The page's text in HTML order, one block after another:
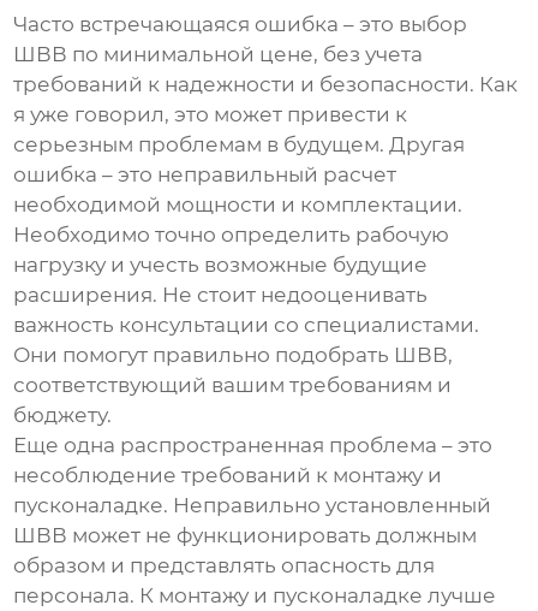
Часто встречающаяся ошибка – это выбор
ШВВ по минимальной цене, без учета
требований к надежности и безопасности. Как
я уже говорил, это может привести к
серьезным проблемам в будущем. Другая
ошибка – это неправильный расчет
необходимой мощности и комплектации.
Необходимо точно определить рабочую
нагрузку и учесть возможные будущие
расширения. Не стоит недооценивать
важность консультации со специалистами.
Они помогут правильно подобрать ШВВ,
соответствующий вашим требованиям и
бюджету.
Еще одна распространенная проблема – это
несоблюдение требований к монтажу и
пусконаладке. Неправильно установленный
ШВВ может не функционировать должным
образом и представлять опасность для
персонала. К монтажу и пусконаладке лучше